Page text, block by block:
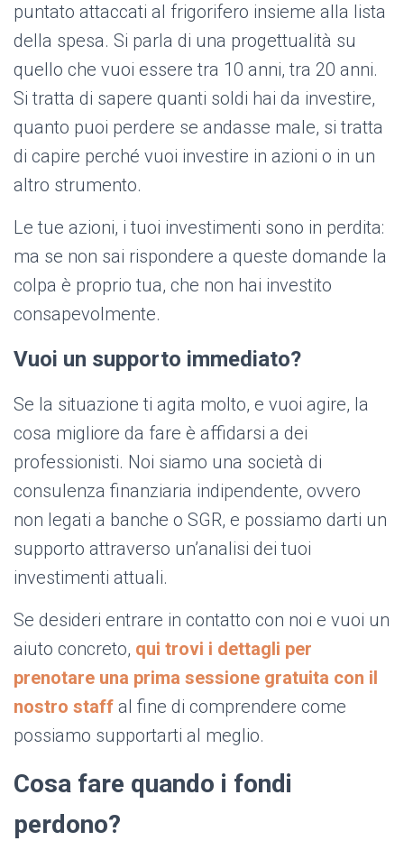
puntato attaccati al frigorifero insieme alla lista
della spesa. Si parla di una progettualità su
quello che vuoi essere tra 10 anni, tra 20 anni.
Si tratta di sapere quanti soldi hai da investire,
quanto puoi perdere se andasse male, si tratta
di capire perché vuoi investire in azioni o in un
altro strumento.
Le tue azioni, i tuoi investimenti sono in perdita:
ma se non sai rispondere a queste domande la
colpa è proprio tua, che non hai investito
consapevolmente.
Vuoi un supporto immediato?
Se la situazione ti agita molto, e vuoi agire, la
cosa migliore da fare è affidarsi a dei
professionisti. Noi siamo una società di
consulenza finanziaria indipendente, ovvero
non legati a banche o SGR, e possiamo darti un
supporto attraverso un’analisi dei tuoi
investimenti attuali.
Se desideri entrare in contatto con noi e vuoi un
aiuto concreto, qui trovi i dettagli per
prenotare una prima sessione gratuita con il
nostro staff al fine di comprendere come
possiamo supportarti al meglio.
Cosa fare quando i fondi
perdono?